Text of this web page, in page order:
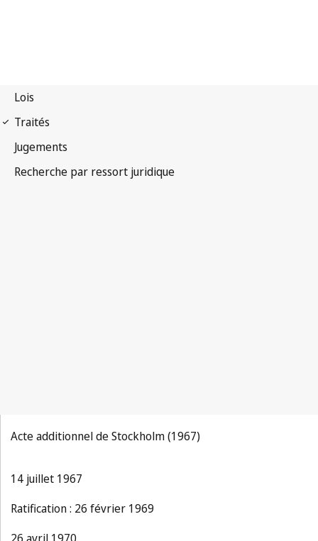
Acte additionnel de Stockholm (1967)
14 juillet 1967
Ratification : 26 février 1969